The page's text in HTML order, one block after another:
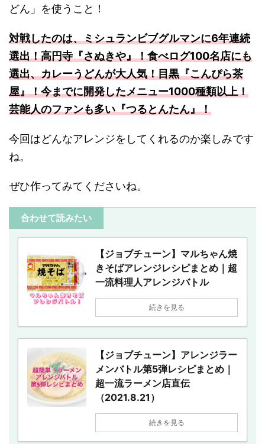
どん」を使うこと！
対戦したのは、ミシュランビブグルマンに6年連続
選出！高円寺『さぬきや』！食べログ100名店にも
選出、カレーうどんが大人気！目黒『こんぴら茶
屋』！今までに開発したメニュー1000種類以上！
芸能人のファンも多い『つるとんたん』！
今回はどんなアレンジをしてくれるのか楽しみです
ね。
ぜひ作ってみてくださいね。
合わせて読みたい
【ジョブチューン】マルちゃん焼
きそばアレンジレシピまとめ｜超
一流料理人アレンジバトル
続きを見る
【ジョブチューン】アレンジラー
メンバトル第5弾レシピまとめ｜
超一流ラーメン店直伝
（2021.8.21）
続きを見る